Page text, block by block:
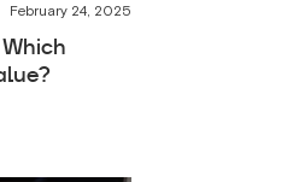
February 24, 2025